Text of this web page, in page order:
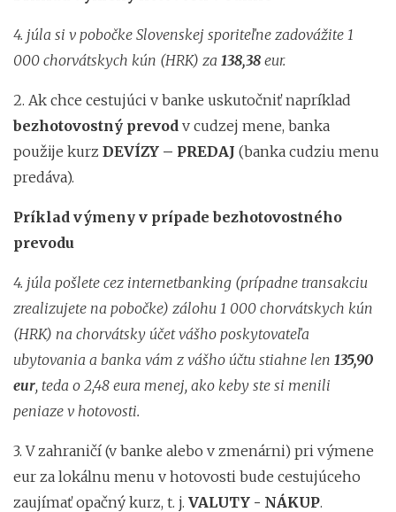
4. júla si v pobočke Slovenskej sporiteľne zadovážite 1
000 chorvátskych kún (HRK) za 138,38 eur.
2. Ak chce cestujúci v banke uskutočniť napríklad
bezhotovostný prevod v cudzej mene, banka
použije kurz DEVÍZY – PREDAJ (banka cudziu menu
predáva).
Príklad výmeny v prípade bezhotovostného
prevodu
4. júla pošlete cez internetbanking (prípadne transakciu
zrealizujete na pobočke) zálohu 1 000 chorvátskych kún
(HRK) na chorvátsky účet vášho poskytovateľa
ubytovania a banka vám z vášho účtu stiahne len 135,90
eur, teda o 2,48 eura menej, ako keby ste si menili
peniaze v hotovosti.
3. V zahraničí (v banke alebo v zmenárni) pri výmene
eur za lokálnu menu v hotovosti bude cestujúceho
zaujímať opačný kurz, t. j. VALUTY - NÁKUP.